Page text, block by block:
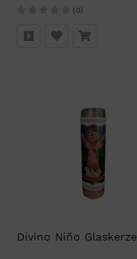
(0)
Divino Niño Glaskerze